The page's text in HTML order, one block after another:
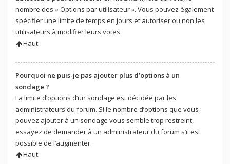
nombre des « Options par utilisateur ». Vous pouvez également
spécifier une limite de temps en jours et autoriser ou non les
utilisateurs à modifier leurs votes.
Haut
Pourquoi ne puis-je pas ajouter plus d’options à un
sondage ?
La limite d’options d’un sondage est décidée par les
administrateurs du forum. Si le nombre d’options que vous
pouvez ajouter à un sondage vous semble trop restreint,
essayez de demander à un administrateur du forum s’il est
possible de l’augmenter.
Haut